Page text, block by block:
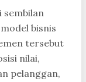
sembilan
bisnis
tersebut
nilai,
pelanggan,